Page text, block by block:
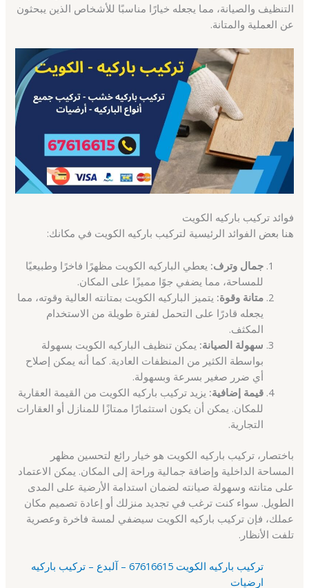
التنظيف والصيانة، مما يجعله خيارًا مناسبًا للأشخاص الذين يبحثون
عن العملية والمتانة.
فوائد تركيب باركيه الكويت
هنا بعض الفوائد الرئيسية لتركيب باركيه الكويت في مكانك:
جمال وترف: يعطي الباركيه الكويت مظهرًا فاخرًا وطبيعيًا
للمساحة، مما يضفي جوًا مميزًا على المكان.
متانة وقوة: يتميز الباركيه الكويت بمتانته العالية وقوته، مما
يجعله قادرًا على التحمل لفترة طويلة من الاستخدام
المكثف.
سهولة الصيانة: يمكن تنظيف الباركيه الكويت بسهولة
بواسطة الكثير من المنظفات العادية. كما أنه يمكن إصلاح
أي ضرر صغير بسرعة وبسهولة.
قيمة إضافية: يزيد تركيب باركيه الكويت من القيمة العقارية
للمكان. يمكن أن يكون استثمارًا ممتازًا للمنازل أو العقارات
التجارية.
باختصار، تركيب باركيه الكويت هو خيار رائع لتحسين مظهر
المساحة الداخلية وإضافة جمالية وراحة إلى المكان. يمكن الاعتماد
على متانته وسهولة صيانته لضمان استدامة الأرضية على المدى
الطويل. سواء كنت ترغب في تجديد منزلك أو إعادة تصميم مكان
عملك، فإن تركيب باركيه الكويت سيضفي لمسة فاخرة وعصرية
تلفت الأنظار.
تركيب باركيه الكويت 67616615 – آلبدع – تركيب باركيه
ارضيات